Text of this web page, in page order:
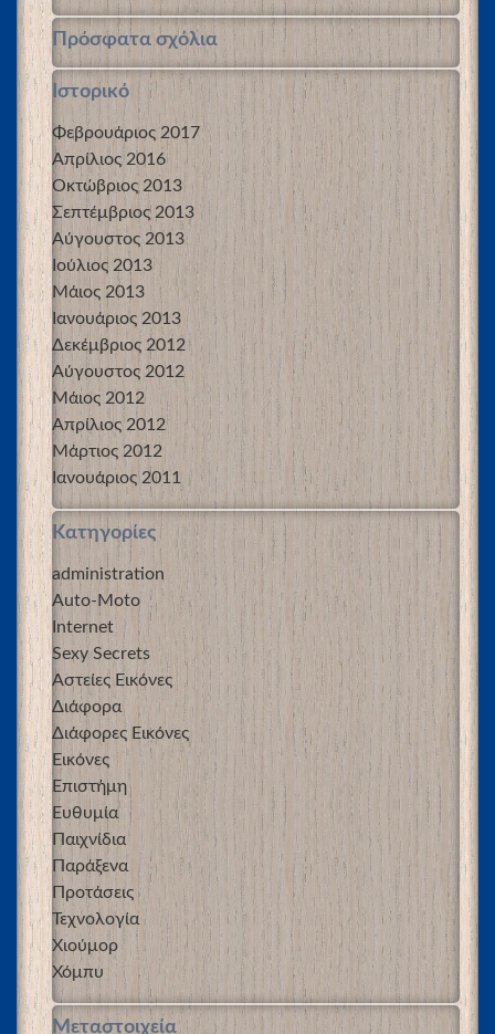
Πρόσφατα σχόλια
Ιστορικό
Φεβρουάριος 2017
Απρίλιος 2016
Οκτώβριος 2013
Σεπτέμβριος 2013
Αύγουστος 2013
Ιούλιος 2013
Μάιος 2013
Ιανουάριος 2013
Δεκέμβριος 2012
Αύγουστος 2012
Μάιος 2012
Απρίλιος 2012
Μάρτιος 2012
Ιανουάριος 2011
Kατηγορίες
administration
Auto-Moto
Internet
Sexy Secrets
Αστείες Εικόνες
Διάφορα
Διάφορες Εικόνες
Εικόνες
Επιστήμη
Ευθυμία
Παιχνίδια
Παράξενα
Προτάσεις
Τεχνολογία
Χιούμορ
Χόμπυ
Μεταστοιχεία